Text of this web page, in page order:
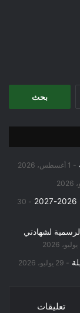
1 أغسطس، 2026
30
لشهادتي
29 يوليو، 2026
تعليقات